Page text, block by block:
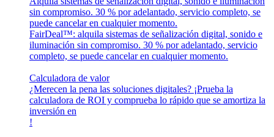
sin compromiso. 30 % por adelantado, servicio completo, se
puede cancelar en cualquier momento.
FairDeal™: alquila sistemas de señalización digital, sonido e
iluminación sin compromiso. 30 % por adelantado, servicio
completo, se puede cancelar en cualquier momento.
Calculadora de valor
¿Merecen la pena las soluciones digitales? ¡Prueba la
calculadora de ROI y comprueba lo rápido que se amortiza la
inversión en
!